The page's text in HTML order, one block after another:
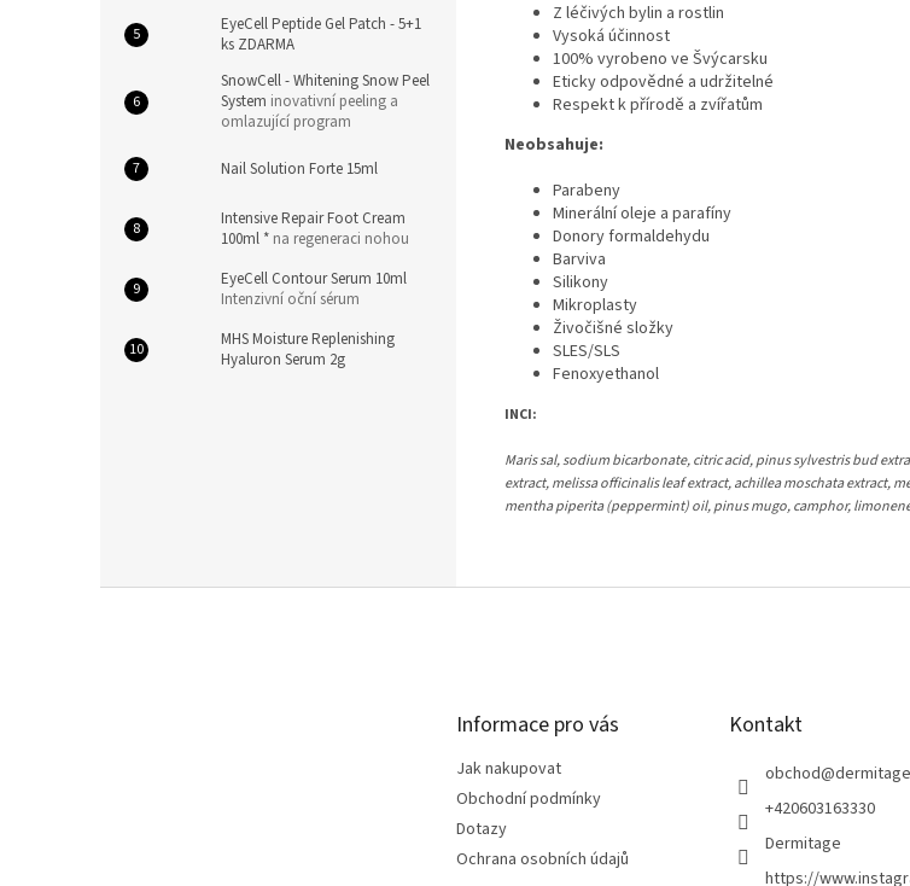
EyeCell Peptide Gel Patch - 5+1
ks ZDARMA
SnowCell - Whitening Snow Peel
System inovativní peeling a
omlazující program
Nail Solution Forte 15ml
Intensive Repair Foot Cream
100ml * na regeneraci nohou
EyeCell Contour Serum 10ml
Intenzivní oční sérum
MHS Moisture Replenishing
Hyaluron Serum 2g
Z léčivých bylin a rostlin
Vysoká účinnost
100% vyrobeno ve Švýcarsku
Eticky odpovědné a udržitelné
Respekt k přírodě a zvířatům
Neobsahuje:
Parabeny
Minerální oleje a parafíny
Donory formaldehydu
Barviva
Silikony
Mikroplasty
Živočišné složky
SLES/SLS
Fenoxyethanol
INCI:
Maris sal, sodium bicarbonate, citric acid, pinus sylvestris bud
extract, melissa officinalis leaf extract, achillea moschata extract,
mentha piperita (peppermint) oil, pinus mugo, camphor,
Informace pro vás
Jak nakupovat
Obchodní podmínky
Dotazy
Ochrana osobních údajů
Kontakt
obchod@
+420603163330
Dermitage
https://